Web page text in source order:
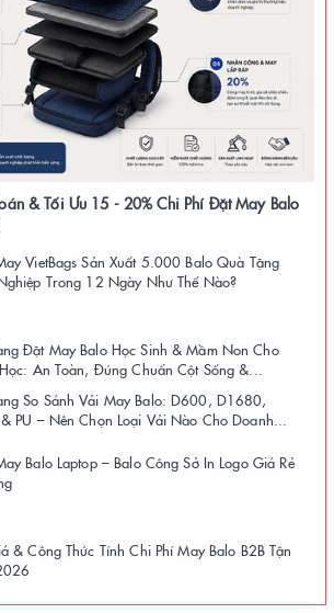
& Tối Ưu 15 - 20% Chi Phí Đặt May Balo
VietBags Sản Xuất 5.000 Balo Quà Tặng
Trong 12 Ngày Như Thế Nào?
Đặt May Balo Học Sinh & Mầm Non Cho
An Toàn, Đúng Chuẩn Cột Sống &...
So Sánh Vải May Balo: D600, D1680,
PU – Nên Chọn Loại Vải Nào Cho Doanh...
Balo Laptop – Balo Công Sở In Logo Giá Rẻ
& Công Thức Tính Chi Phí May Balo B2B Tận